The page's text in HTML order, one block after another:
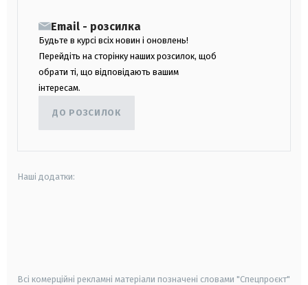
Email - розсилка
Будьте в курсі всіх новин і оновлень!
Перейдіть на сторінку наших розсилок, щоб
обрати ті, що відповідають вашим
інтересам.
ДО РОЗСИЛОК
Наші додатки:
Всі комерційні рекламні матеріали позначені словами "Спецпроєкт"